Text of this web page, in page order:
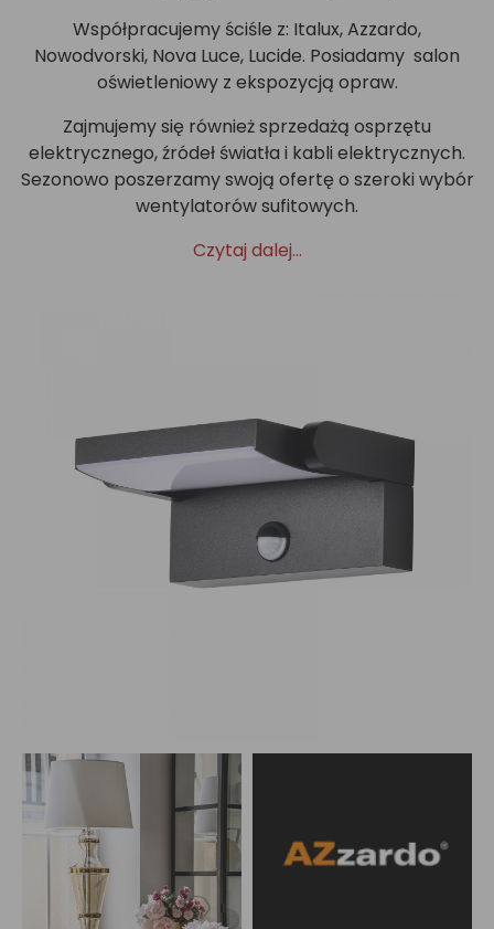
Współpracujemy ściśle z: Italux, Azzardo,
Nowodvorski, Nova Luce, Lucide. Posiadamy salon
oświetleniowy z ekspozycją opraw.
Zajmujemy się również sprzedażą osprzętu
elektrycznego, źródeł światła i kabli elektrycznych.
Sezonowo poszerzamy swoją ofertę o szeroki wybór
wentylatorów sufitowych.
Czytaj dalej...